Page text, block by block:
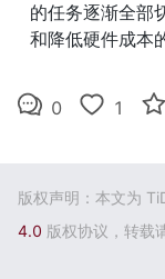
的任务逐渐全部
和降低硬件成本
0 1
版权声明：本文为
4.0 版权协议，转载